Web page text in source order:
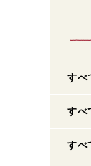
すべ
すべ
すべ